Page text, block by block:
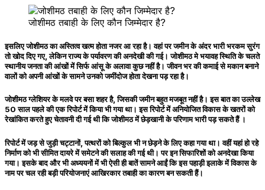
जोशीमठ तबाही के लिए कौन जिम्मेदार है?
इसलिए जोशीमठ का अस्तित्व खत्म होता नजर आ रहा है। वहां पर जमीन के अंदर भारी भरकम सुरंग
तो खोद दिए गए, लेकिन राज्य के पर्यावरण की अनदेखी की गई। जोशीमठ मे भयावह स्थिति के चलते
स्थानीय जनता की आंखों में सिर्फ आंसू के अलावा कुछ नहीं है। जीवन भर की कमाई से मकान बनाने
वालों को अपनी आंखों के सामने उनको जमींदोज होता देखना पड़ रहा है।
जोशीमठ ग्लेशियर के मलवे पर बसा शहर है, जिसकी जमीन बहुत मजबूत नहीं है। इस बात का उल्लेख
50 साल पहले की एक रिपोर्ट में किया भी गया था। इस रिपोर्ट में अनियोजित विकास के खतरों को
रेखांकित करते हुए चेतावनी दी गई थी कि जोशीमठ में छेड़खानी के परिणाम भारी पड़ सकते हैं ।
रिपोर्ट में जड़ से जुड़ी चट्टानों, पत्थरों को बिल्कुल भी न छेड़ने के लिए कहा गया था। वहीं यहां हो रहे
निर्माण को भी सीमित दायरे में समेटने की सलाह की गई थी। पर इन सिफारिशों को अनदेखा किया
गया। इसके बाद और भी अध्ययनों में भी ऐसी ही बातें सामने आईं कि इस पहाड़ी इलाके में विकास के
नाम पर चल रही बड़ी परियोजनाएं आखिरकार तबाही का कारण बन सकती हैं।